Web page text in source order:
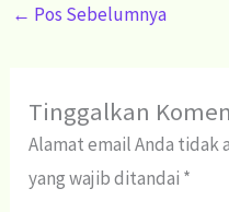
← Pos Sebelumnya
Tinggalkan
Alamat email Anda tidak
yang wajib ditandai *